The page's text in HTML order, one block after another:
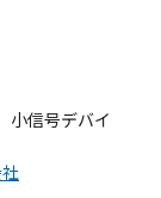
小信号デバイ